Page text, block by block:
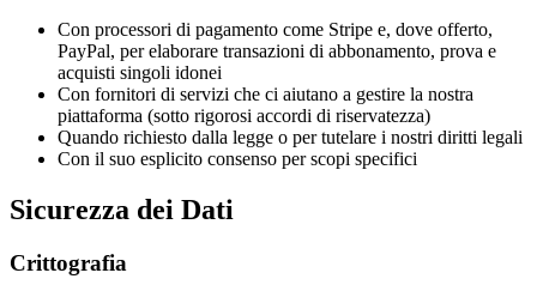
Con processori di pagamento come Stripe e, dove offerto,
PayPal, per elaborare transazioni di abbonamento, prova e
acquisti singoli idonei
Con fornitori di servizi che ci aiutano a gestire la nostra
piattaforma (sotto rigorosi accordi di riservatezza)
Quando richiesto dalla legge o per tutelare i nostri diritti legali
Con il suo esplicito consenso per scopi specifici
Sicurezza dei Dati
Crittografia